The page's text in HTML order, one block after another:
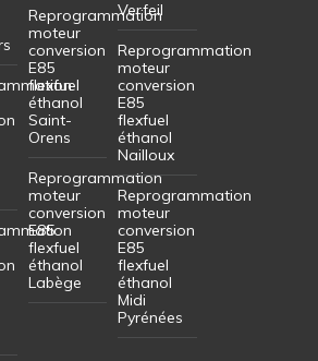
Reprogrammation
moteur
conversion
E85
flexfuel
éthanol
Saint-
Orens
Reprogrammation
moteur
conversion
E85
flexfuel
éthanol
Labège
Verfeil
Reprogrammation
moteur
conversion
E85
flexfuel
éthanol
Nailloux
Reprogrammation
moteur
conversion
E85
flexfuel
éthanol
Midi
Pyrénées